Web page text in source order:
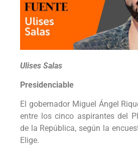
Ulises Salas
Presidenciable
El gobernador Miguel Ángel
entre los cinco aspirantes del
de la República, según la
Elige.